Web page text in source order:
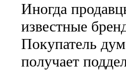
Иногда
известные
Покупатель
получает